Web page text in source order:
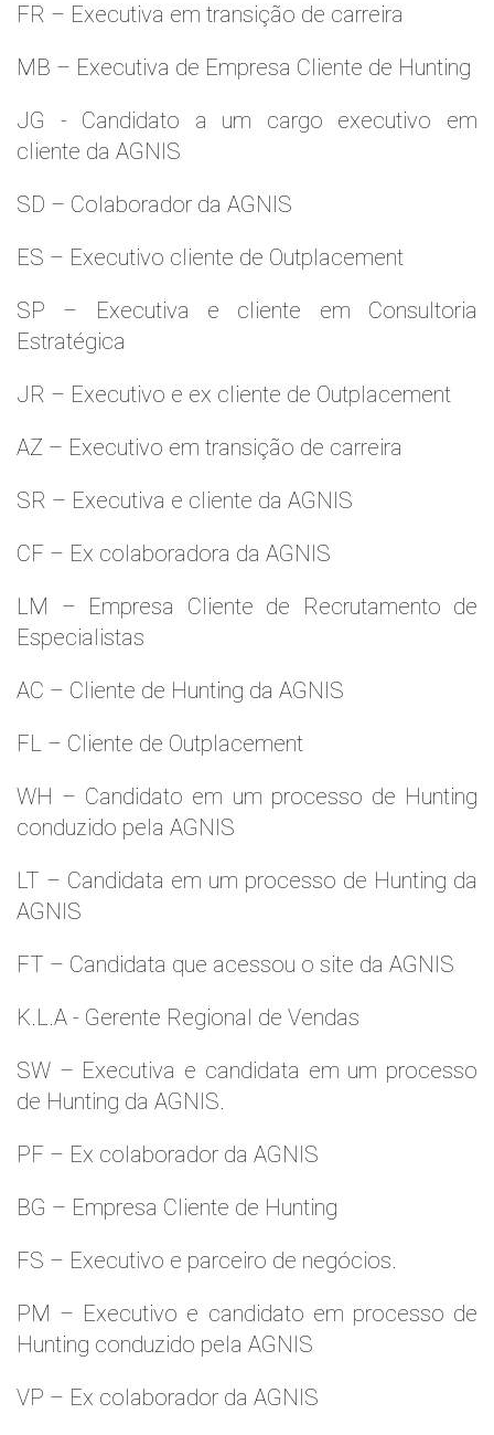
FR – Executiva em transição de carreira
MB – Executiva de Empresa Cliente de Hunting
JG - Candidato a um cargo executivo em
cliente da AGNIS
SD – Colaborador da AGNIS
ES – Executivo cliente de Outplacement
SP – Executiva e cliente em Consultoria
Estratégica
JR – Executivo e ex cliente de Outplacement
AZ – Executivo em transição de carreira
SR – Executiva e cliente da AGNIS
CF – Ex colaboradora da AGNIS
LM – Empresa Cliente de Recrutamento de
Especialistas
AC – Cliente de Hunting da AGNIS
FL – Cliente de Outplacement
WH – Candidato em um processo de Hunting
conduzido pela AGNIS
LT – Candidata em um processo de Hunting da
AGNIS
FT – Candidata que acessou o site da AGNIS
K.L.A - Gerente Regional de Vendas
SW – Executiva e candidata em um processo
de Hunting da AGNIS.
PF – Ex colaborador da AGNIS
BG – Empresa Cliente de Hunting
FS – Executivo e parceiro de negócios.
PM – Executivo e candidato em processo de
Hunting conduzido pela AGNIS
VP – Ex colaborador da AGNIS